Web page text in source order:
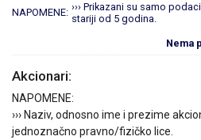
NAPOMENE: ››› Prikazani su samo
stariji od 5 godina.
Nema
Akcionari:
NAPOMENE:
››› Naziv, odnosno ime i prezime
jednoznačno pravno/fizičko lice.